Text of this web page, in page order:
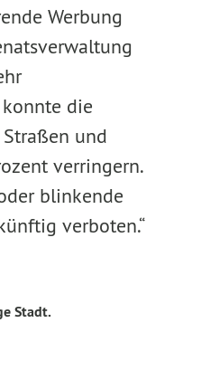
Werbung
die
und
verringern.
blinkende
verboten.“
Stadt.